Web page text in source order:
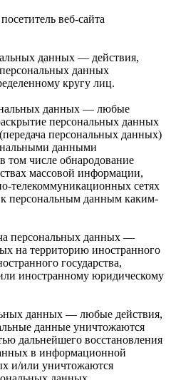
веб-сайта
данных — действия,
данных
кругу лиц.
данных — любые
персональных данных
персональных данных)
данными
том числе обнародование
массовой информации,
телекоммуникационных сетях
к персональным данным каким-
персональных данных —
на территорию иностранного
государства,
иностранному юридическому
данных — любые действия,
данные уничтожаются
дальнейшего восстановления
в информационной
и/или уничтожаются